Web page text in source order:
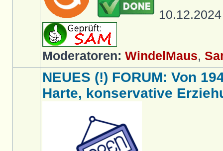
Moderatoren: WindelMaus,
NEUES (!) FORUM: Von
Harte, konservative